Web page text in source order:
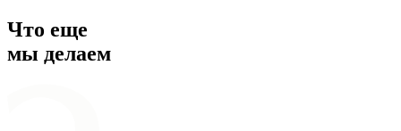
Что еще
мы делаем